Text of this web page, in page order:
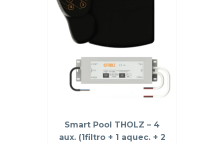
Smart Pool THOLZ – 4
aux. (1filtro + 1 aquec. + 2